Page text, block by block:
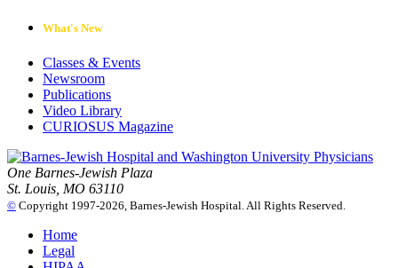
What's New
Classes & Events
Newsroom
Publications
Video Library
CURIOSUS Magazine
One Barnes-Jewish Plaza
St. Louis, MO 63110
© Copyright 1997-2026, Barnes-Jewish Hospital. All Rights Reserved.
Home
Legal